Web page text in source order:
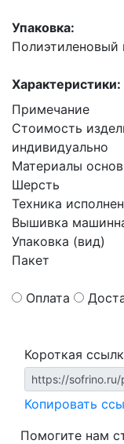
Упаковка:
Полиэтиленовый
Характеристики:
Примечание
Стоимость
индивидуально
Материалы
Шерсть
Техника
Вышивка
Упаковка (вид)
Пакет
Оплата
Короткая
Копировать
Помогите нам